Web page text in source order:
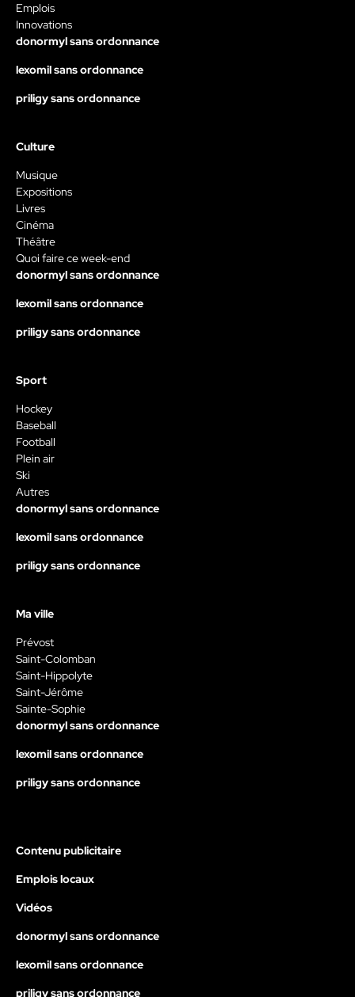
Emplois
Innovations
donormyl sans ordonnance
lexomil sans ordonnance
priligy sans ordonnance
Culture
Musique
Expositions
Livres
Cinéma
Théâtre
Quoi faire ce week-end
donormyl sans ordonnance
lexomil sans ordonnance
priligy sans ordonnance
Sport
Hockey
Baseball
Football
Plein air
Ski
Autres
donormyl sans ordonnance
lexomil sans ordonnance
priligy sans ordonnance
Ma ville
Prévost
Saint-Colomban
Saint-Hippolyte
Saint-Jérôme
Sainte-Sophie
donormyl sans ordonnance
lexomil sans ordonnance
priligy sans ordonnance
Contenu publicitaire
Emplois locaux
Vidéos
donormyl sans ordonnance
lexomil sans ordonnance
priligy sans ordonnance